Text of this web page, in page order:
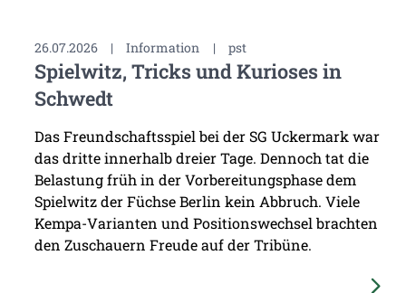
26.07.2026 | Information | pst
Spielwitz, Tricks und Kurioses in
Schwedt
Das Freundschaftsspiel bei der SG Uckermark war
das dritte innerhalb dreier Tage. Dennoch tat die
Belastung früh in der Vorbereitungsphase dem
Spielwitz der Füchse Berlin kein Abbruch. Viele
Kempa-Varianten und Positionswechsel brachten
den Zuschauern Freude auf der Tribüne.